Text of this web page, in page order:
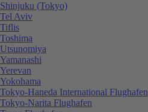
Shinjuku (Tokyo)
Tel Aviv
Tiflis
Toshima
Utsunomiya
Yamanashi
Yerevan
Yokohama
Tokyo-Haneda International Flughafen
Tokyo-Narita Flughafen